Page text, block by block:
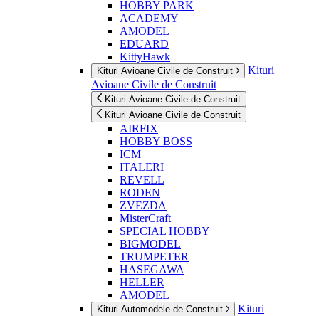
HOBBY PARK
ACADEMY
AMODEL
EDUARD
KittyHawk
Kituri Avioane Civile de Construit
Kituri
Avioane Civile de Construit
Kituri Avioane Civile de Construit
Kituri Avioane Civile de Construit
AIRFIX
HOBBY BOSS
ICM
ITALERI
REVELL
RODEN
ZVEZDA
MisterCraft
SPECIAL HOBBY
BIGMODEL
TRUMPETER
HASEGAWA
HELLER
AMODEL
Kituri Automodele de Construit
Kituri